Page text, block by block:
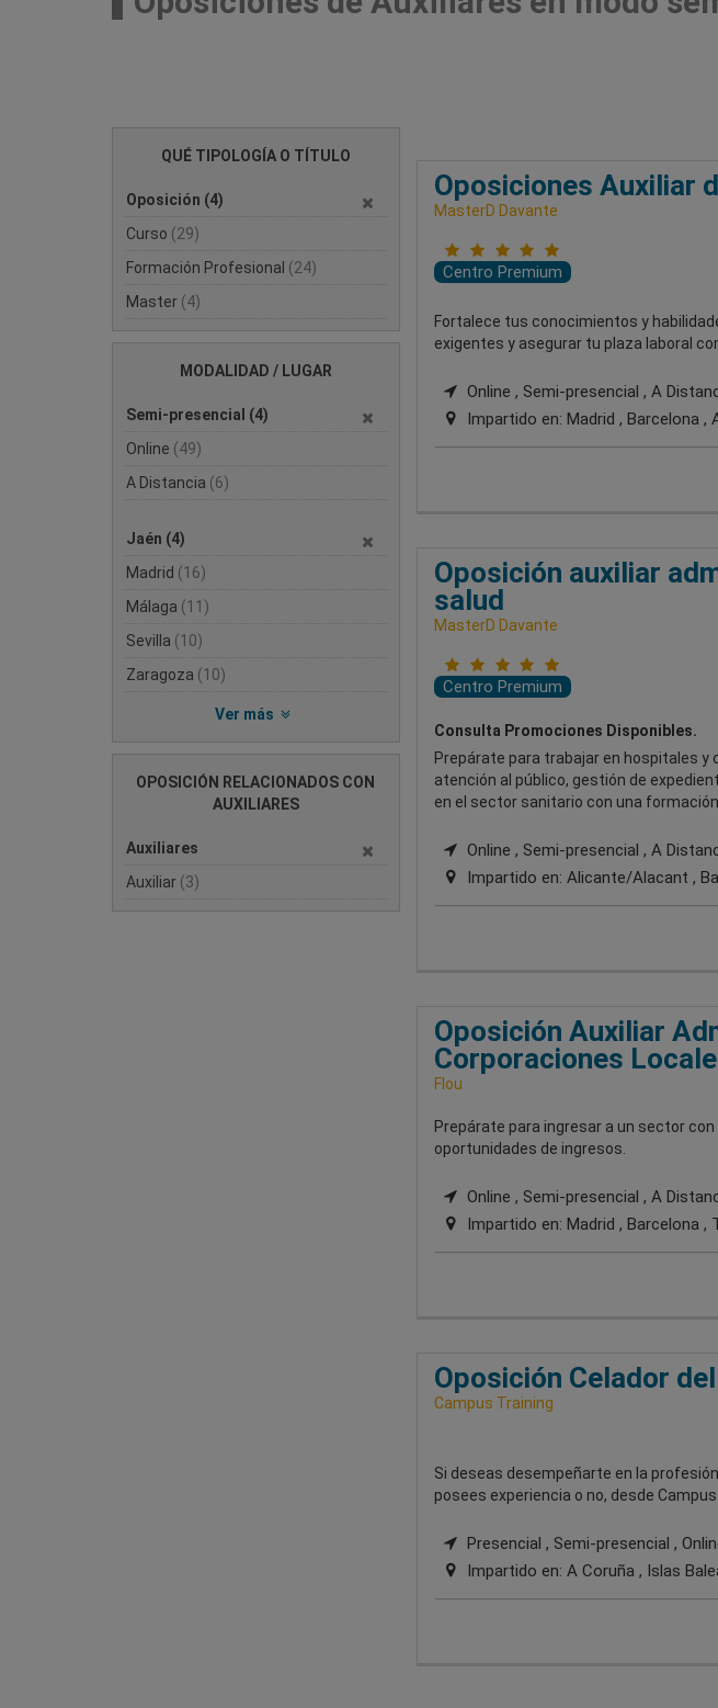
QUÉ TIPOLOGÍA O TÍTULO
Oposición (4)
Curso (29)
Formación Profesional (24)
Master (4)
MODALIDAD / LUGAR
Semi-presencial (4)
Online (49)
A Distancia (6)
Jaén (4)
Madrid (16)
Málaga (11)
Sevilla (10)
Zaragoza (10)
Ver más
OPOSICIÓN RELACIONADOS CON
AUXILIARES
Auxiliares
Auxiliar (3)
Oposiciones Auxiliar
MasterD Davante
Centro Premium
Fortalece tus conocimientos y
exigentes y asegurar tu plaza laboral
Online , Semi-presencial , A
Impartido en: Madrid , Barcelona ,
Oposición auxiliar
salud
MasterD Davante
Centro Premium
Consulta Promociones Disponibles.
Prepárate para trabajar en hospitales
atención al público, gestión de
en el sector sanitario con una
Online , Semi-presencial , A
Impartido en: Alicante/Alacant ,
Oposición Auxiliar
Corporaciones
Flou
Prepárate para ingresar a un sector
oportunidades de ingresos.
Online , Semi-presencial , A
Impartido en: Madrid , Barcelona ,
Oposición Celador
Campus Training
Si deseas desempeñarte en la
posees experiencia o no, desde
Presencial , Semi-presencial ,
Impartido en: A Coruña , Islas